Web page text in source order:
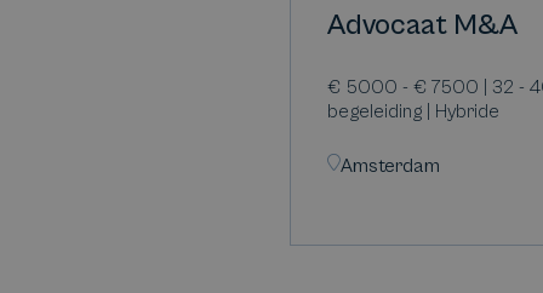
Advocaat M&A
€ 5000 - € 7500 | 32 -
begeleiding | Hybride
Amsterdam